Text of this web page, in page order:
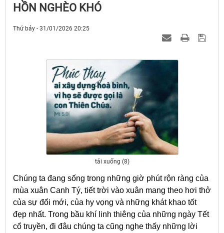
HỒN NGHÈO KHÓ
Thứ bảy - 31/01/2026 20:25
tải xuống (8)
Chúng ta đang sống trong những giờ phút rộn ràng của
mùa xuân Canh Tý, tiết trời vào xuân mang theo hơi thở
của sự đổi mới, của hy vọng và những khát khao tốt
đẹp nhất. Trong bầu khí linh thiêng của những ngày Tết
cổ truyền, đi đâu chúng ta cũng nghe thấy những lời